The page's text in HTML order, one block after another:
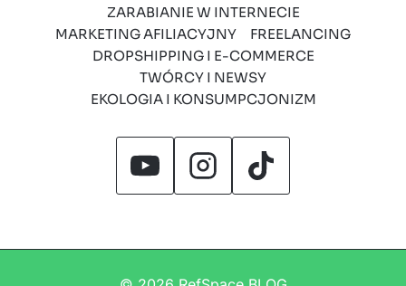
ZARABIANIE W INTERNECIE
MARKETING AFILIACYJNY
FREELANCING
DROPSHIPPING I E-COMMERCE
TWÓRCY I NEWSY
EKOLOGIA I KONSUMPCJONIZM